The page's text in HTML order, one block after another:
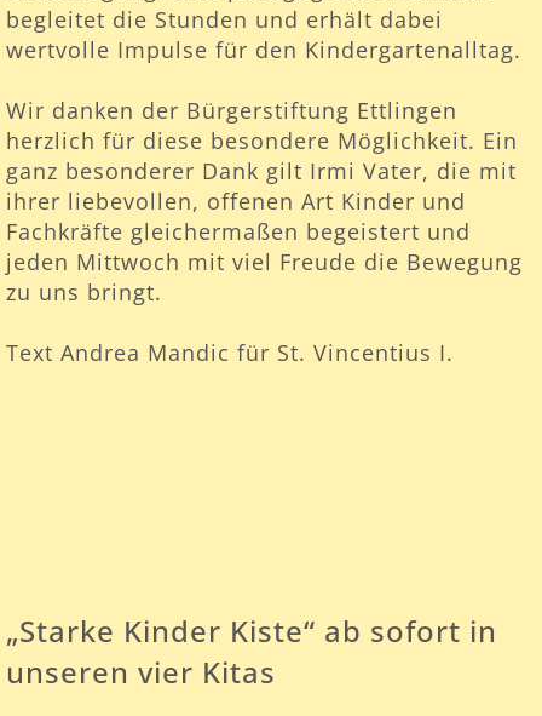
begleitet die Stunden und erhält dabei
wertvolle Impulse für den Kindergartenalltag.
Wir danken der Bürgerstiftung Ettlingen
herzlich für diese besondere Möglichkeit. Ein
ganz besonderer Dank gilt Irmi Vater, die mit
ihrer liebevollen, offenen Art Kinder und
Fachkräfte gleichermaßen begeistert und
jeden Mittwoch mit viel Freude die Bewegung
zu uns bringt.
Text Andrea Mandic für St. Vincentius I.
„Starke Kinder Kiste“ ab sofort in
unseren vier Kitas